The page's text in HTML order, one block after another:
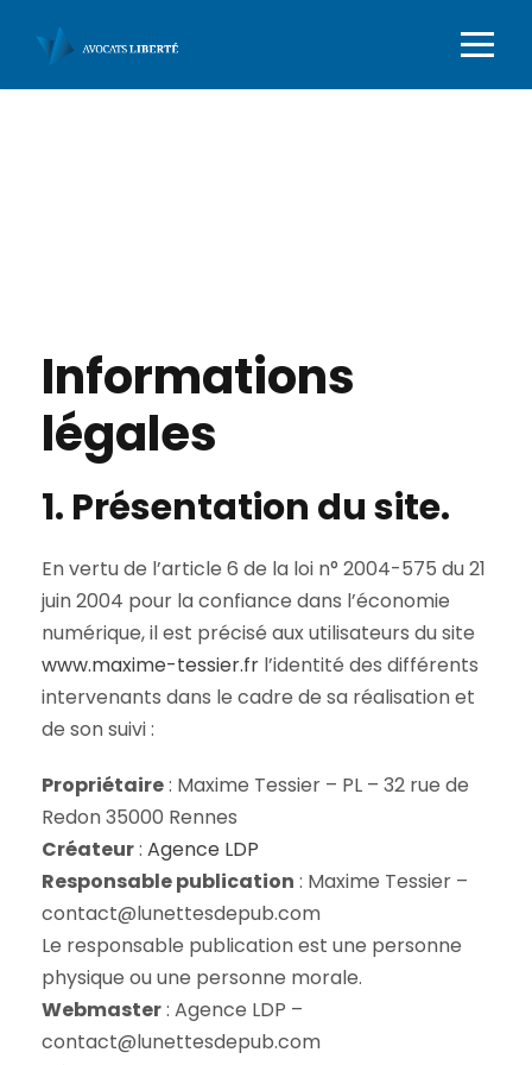
Informations
légales
1. Présentation du site.
En vertu de l’article 6 de la loi n° 2004-575 du 21
juin 2004 pour la confiance dans l’économie
numérique, il est précisé aux utilisateurs du site
www.maxime-tessier.fr l’identité des différents
intervenants dans le cadre de sa réalisation et
de son suivi :
Propriétaire: Maxime Tessier – PL – 32 rue de
Redon 35000 Rennes
Créateur: Agence LDP
Responsable publication : Maxime Tessier –
contact@lunettesdepub.com
Le responsable publication est une personne
physique ou une personne morale.
Webmaster: Agence LDP –
contact@lunettesdepub.com